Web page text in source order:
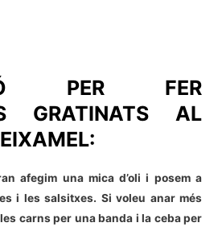
PER FER
GRATINATS AL
afegim una mica d’oli i posem a
i les salsitxes. Si voleu anar més
carns per una banda i la ceba per